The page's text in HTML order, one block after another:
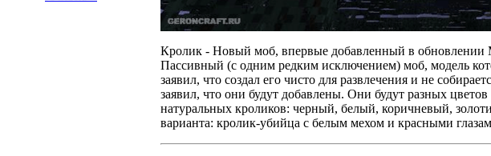
Кролик - Новый моб, впервые добавленный в обновлении
Пассивный (с одним редким исключением) моб, модель
заявил, что создал его чисто для развлечения и не
заявил, что они будут добавлены. Они будут разных
натуральных кроликов: черный, белый, коричневый,
варианта: кролик-убийца с белым мехом и красными